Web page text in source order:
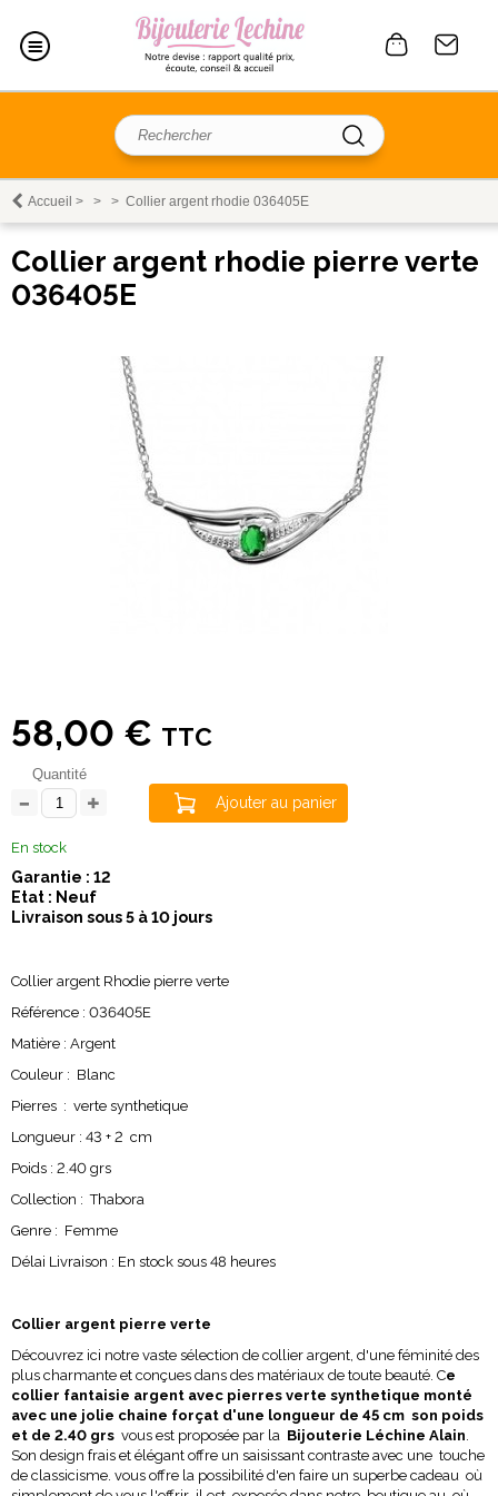
Accueil > > > Collier argent rhodie 036405E
Collier argent rhodie pierre verte
036405E
58,00 € TTC
Quantité
Ajouter au panier
En stock
Garantie : 12
Etat : Neuf
Livraison sous 5 à 10 jours
Collier argent Rhodie pierre verte
Référence : 036405E
Matière : Argent
Couleur : Blanc
Pierres : verte synthetique
Longueur : 43 + 2 cm
Poids : 2.40 grs
Collection : Thabora
Genre : Femme
Délai Livraison : En stock sous 48 heures
Collier argent pierre verte
Découvrez ici notre vaste sélection de collier argent, d'une féminité des
plus charmante et conçues dans des matériaux de toute beauté. Ce
collier fantaisie argent avec pierres verte synthetique monté
avec une jolie chaine forçat d'une longueur de 45 cm son poids
et de 2.40 grs vous est proposée par la Bijouterie Léchine Alain
Son design frais et élégant offre un saisissant contraste avec une touche
de classicisme. vous offre la possibilité d'en faire un superbe cadeau où